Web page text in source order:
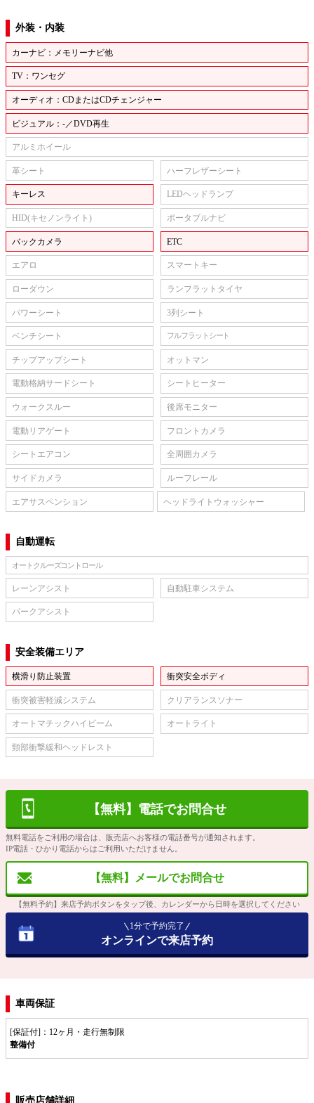
外装・内装
カーナビ：メモリーナビ他
TV：ワンセグ
オーディオ：CDまたはCDチェンジャー
ビジュアル：-／DVD再生
アルミホイール
革シート ハーフレザーシート
キーレス LEDヘッドランプ
HID(キセノンライト) ポータブルナビ
バックカメラ ETC
エアロ スマートキー
ローダウン ランフラットタイヤ
パワーシート 3列シート
ベンチシート フルフラットシート
チップアップシート オットマン
電動格納サードシート シートヒーター
ウォークスルー 後席モニター
電動リアゲート フロントカメラ
シートエアコン 全周囲カメラ
サイドカメラ ルーフレール
エアサスペンション ヘッドライトウォッシャー
自動運転
オートクルーズコントロール
レーンアシスト 自動駐車システム
パークアシスト
安全装備エリア
横滑り防止装置 衝突安全ボディ
衝突被害軽減システム クリアランスソナー
オートマチックハイビーム オートライト
頸部衝撃緩和ヘッドレスト
【無料】電話でお問合せ
無料電話をご利用の場合は、販売店へお客様の電話番号が通知されます。
IP電話・ひかり電話からはご利用いただけません。
【無料】メールでお問合せ
【無料予約】来店予約ボタンをタップ後、カレンダーから日時を選択してください
1分で予約完了
オンラインで来店予約
車両保証
[保証付]：12ヶ月・走行無制限
整備付
販売店舗詳細